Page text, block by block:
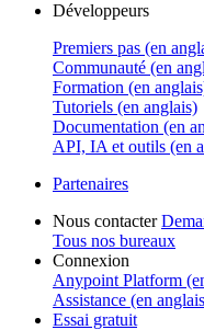
Développeurs
Premiers pas (en
Communauté (en
Formation (en
Tutoriels (en anglais)
Documentation (en
API, IA et outils (en
Partenaires
Nous contacter
Tous nos bureaux
Connexion
Anypoint Platform
Assistance (en
Essai gratuit